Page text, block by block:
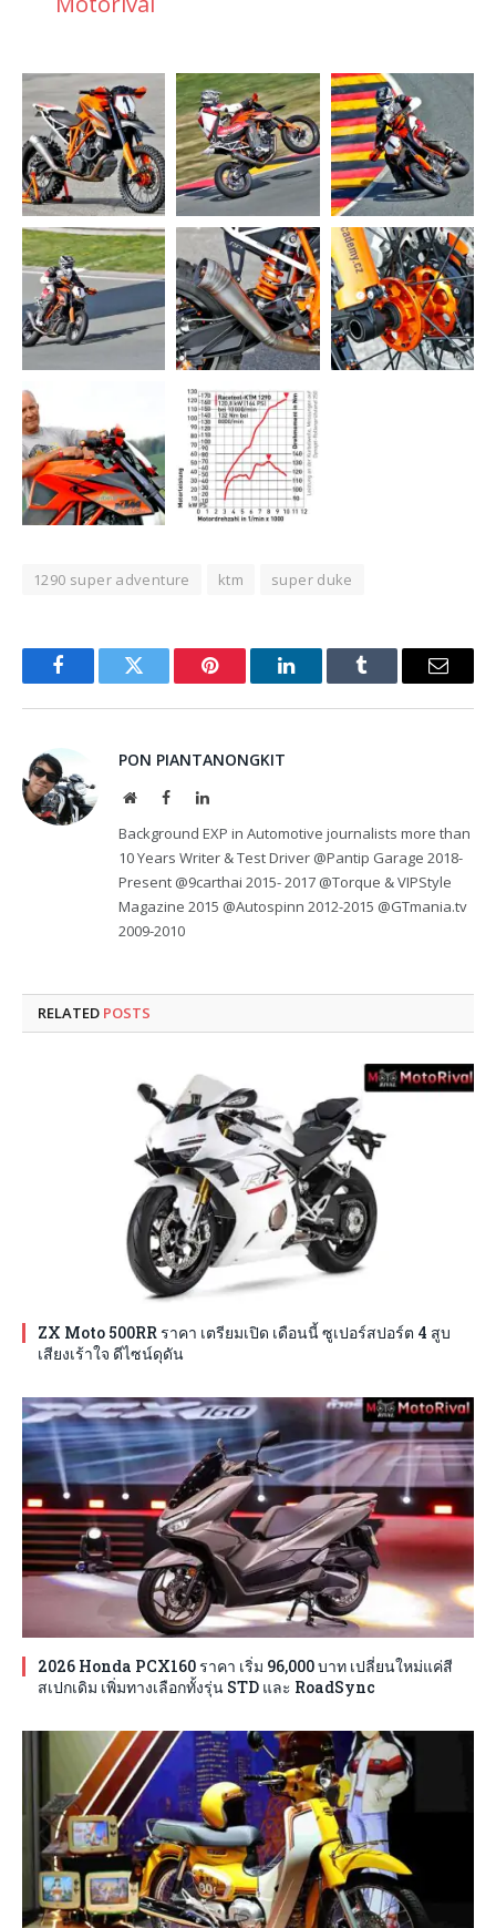
1290 super adventure ktm super duke
FacebookTwitter Pinterest LinkedInTumblr Email
PON PIANTANONGKIT
WebsiteFacebookLinkedIn
Background EXP in Automotive journalists more than
10 Years Writer & Test Driver @Pantip Garage 2018-
Present @9carthai 2015- 2017 @Torque & VIPStyle
Magazine 2015 @Autospinn 2012-2015 @GTmania.tv
2009-2010
RELATED POSTS
ZX Moto 500RR ราคา เตรียมเปิด เดือนนี้ ซูเปอร์สปอร์ต 4 สูบ
เสียงเร้าใจ ดีไซน์ดุดัน
2026 Honda PCX160 ราคา เริ่ม 96,000 บาท เปลี่ยนใหม่แค่สี
สเปกเดิม เพิ่มทางเลือกทั้งรุ่น STD และ RoadSync